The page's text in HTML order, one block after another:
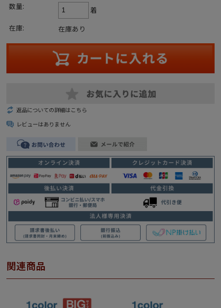
数量:
着
在庫:
在庫あり
返品についての詳細はこちら
レビューはありません
関連商品